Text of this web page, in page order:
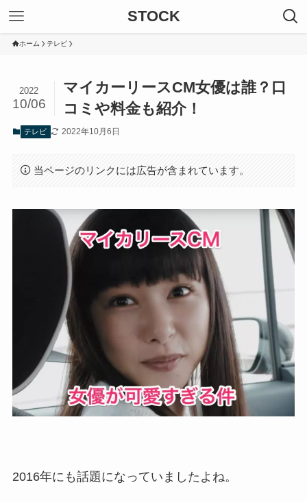
STOCK
ホーム テレビ
マイカーリースCM女優は誰？口
コミや料金も紹介！
2022
10/06
テレビ 2022年10月6日
当ページのリンクには広告が含まれています。
2016年にも話題になっていましたよね。